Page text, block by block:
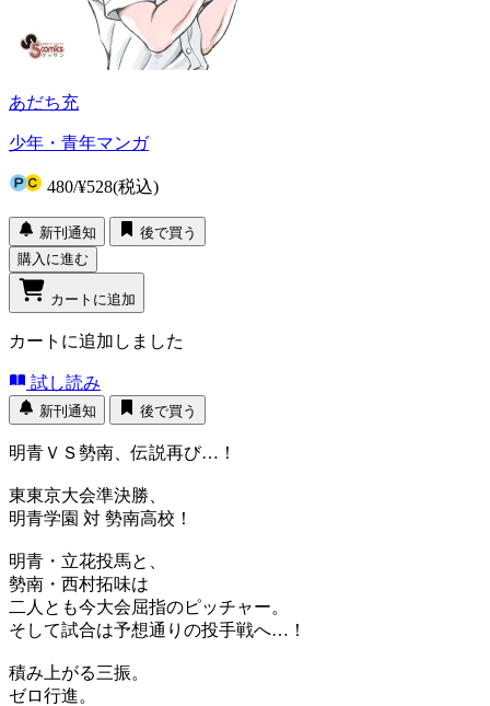
あだち充
少年・青年マンガ
480/¥528(税込)
新刊通知
後で買う
購入に進む
カートに追加
カートに追加しました
試し読み
新刊通知 後で買う
明青ＶＳ勢南、伝説再び…！
東東京大会準決勝、
明青学園 対 勢南高校！
明青・立花投馬と、
勢南・西村拓味は
二人とも今大会屈指のピッチャー。
そして試合は予想通りの投手戦へ…！
積み上がる三振。
ゼロ行進。